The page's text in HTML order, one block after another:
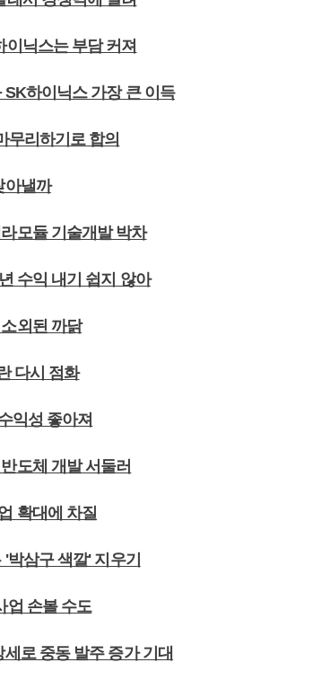
닉스는 부담 커져
하이닉스 가장 큰 이득
무리하기로 합의
아낼까
모듈 기술개발 박차
수익 내기 쉽지 않아
외된 까닭
다시 점화
익성 좋아져
도체 개발 서둘러
확대에 차질
삼구 색깔' 지우기
업 손볼 수도
로 중동 발주 증가 기대